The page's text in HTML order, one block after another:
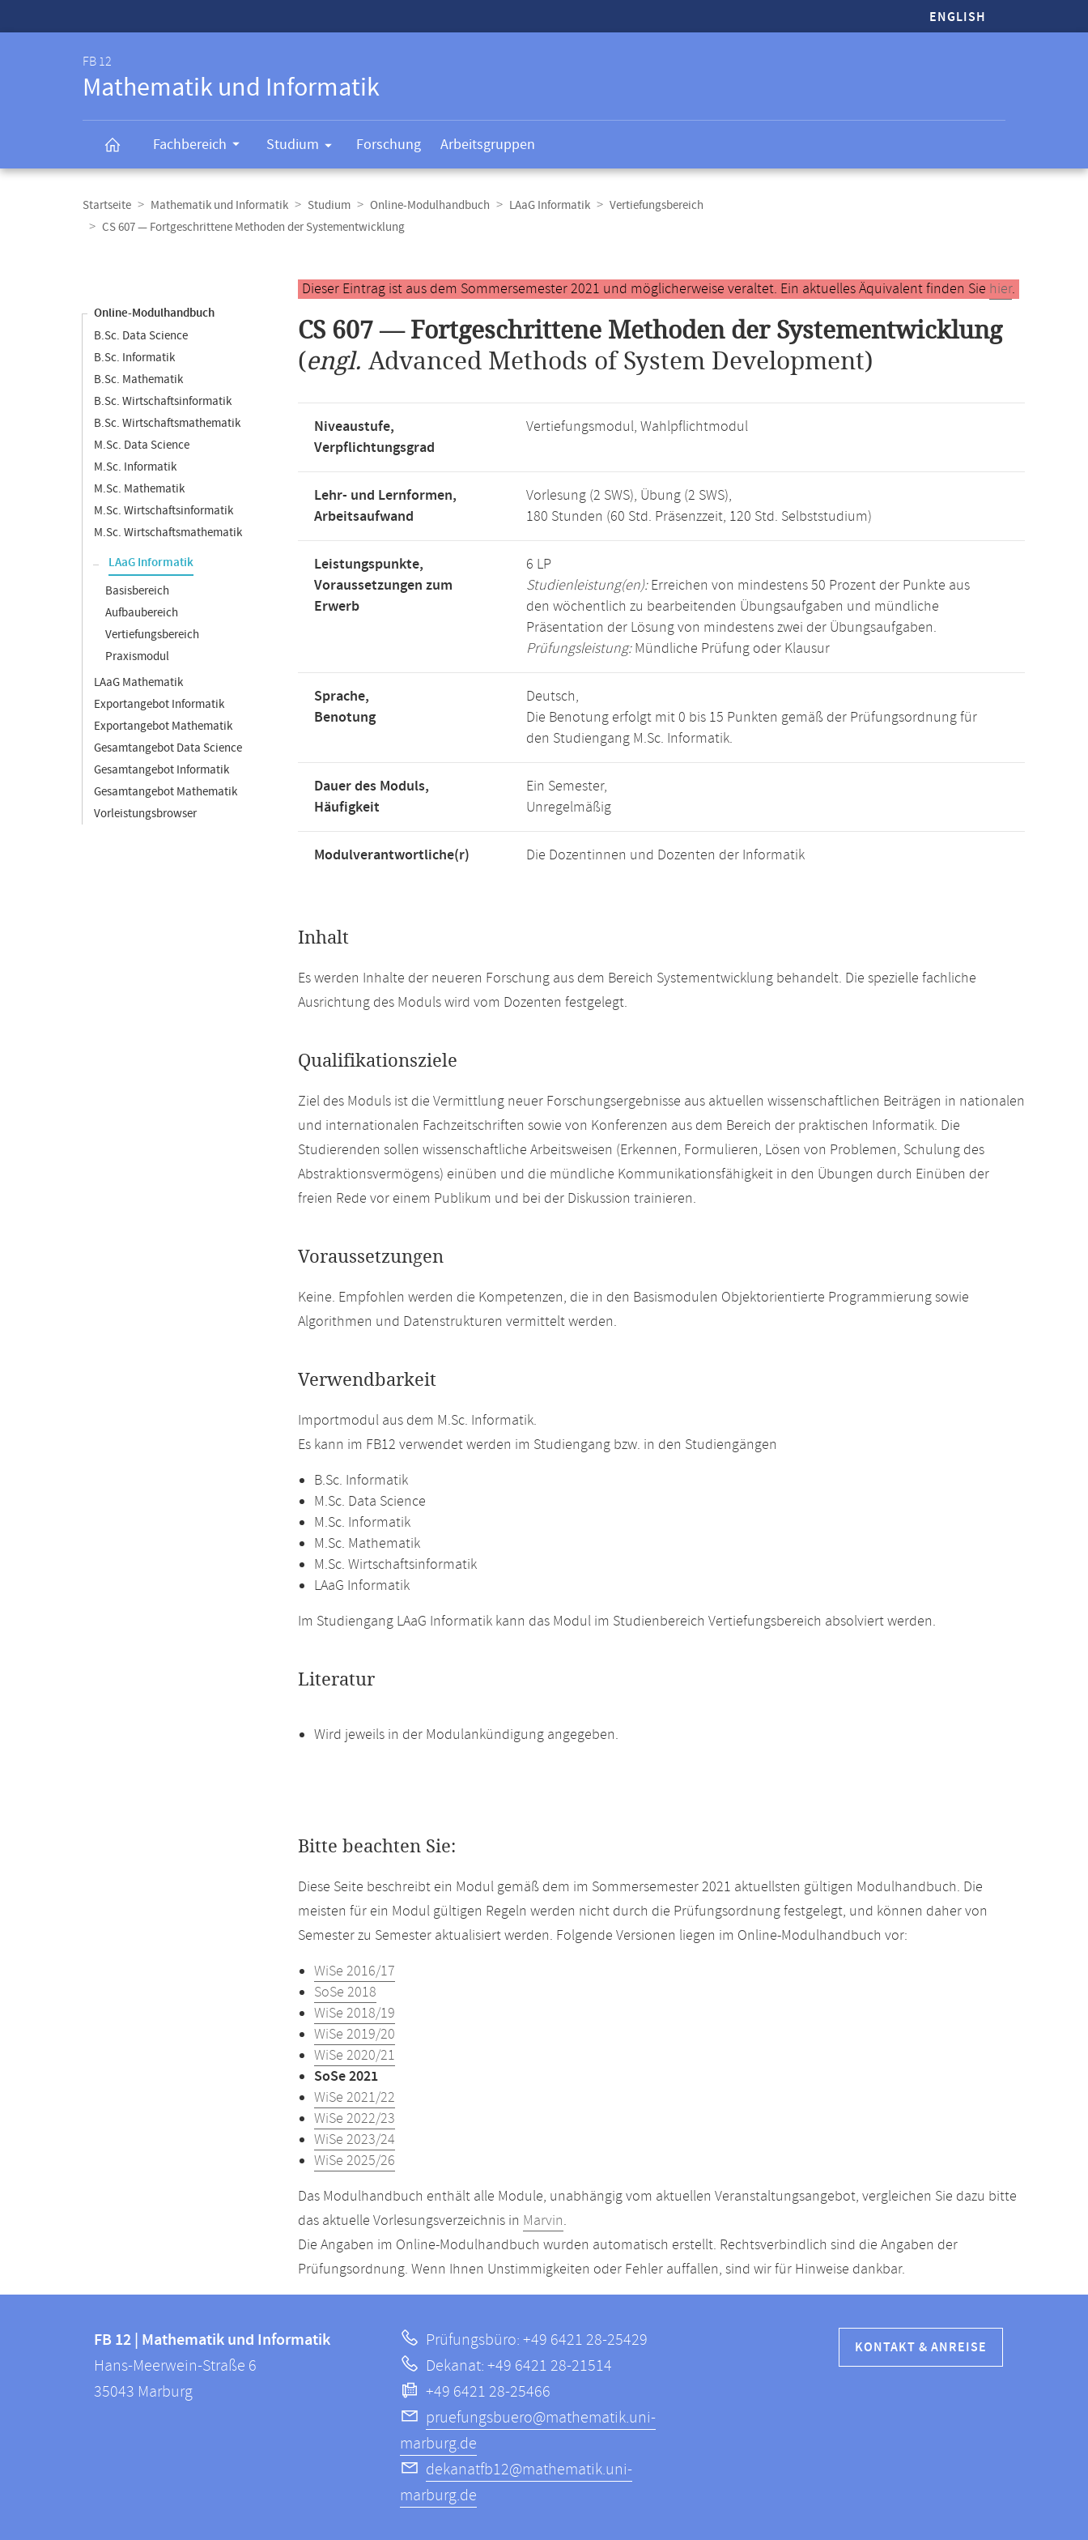
ENGLISH
FB 12
Mathematik und Informatik
Fachbereich Studium Forschung Arbeitsgruppen
Navigation
Startseite Mathematik und Informatik Studium Online-Modulhandbuch LAaG Informatik
Vertiefungsbereich
CS 607 — Fortgeschrittene Methoden der Systementwicklung
Online-Modulhandbuch
B.Sc. Data Science
B.Sc. Informatik
B.Sc. Mathematik
B.Sc. Wirtschaftsinformatik
B.Sc. Wirtschaftsmathematik
M.Sc. Data Science
M.Sc. Informatik
M.Sc. Mathematik
M.Sc. Wirtschaftsinformatik
M.Sc. Wirtschaftsmathematik
LAaG Informatik
Basisbereich
Aufbaubereich
Vertiefungsbereich
Praxismodul
LAaG Mathematik
Exportangebot Informatik
Exportangebot Mathematik
Gesamtangebot Data Science
Gesamtangebot Informatik
Gesamtangebot Mathematik
Vorleistungsbrowser
Hauptinhalt
Dieser Eintrag ist aus dem Sommersemester 2021 und möglicherweise veraltet. Ein aktuelles Äquivalent finden Sie hier.
CS 607 — Fortgeschrittene Methoden der Systementwicklung
(engl. Advanced Methods of System Development)
Niveaustufe,
Verpflichtungsgrad
Vertiefungsmodul, Wahlpflichtmodul
Lehr- und Lernformen,
Arbeitsaufwand
Vorlesung (2 SWS), Übung (2 SWS),
180 Stunden (60 Std. Präsenzzeit, 120 Std. Selbststudium)
Leistungspunkte,
Voraussetzungen zum
Erwerb
6 LP
Studienleistung(en):Erreichen von mindestens 50 Prozent der Punkte aus
den wöchentlich zu bearbeitenden Übungsaufgaben und mündliche
Präsentation der Lösung von mindestens zwei der Übungsaufgaben.
Prüfungsleistung:Mündliche Prüfung oder Klausur
Sprache,
Benotung
Deutsch,
Die Benotung erfolgt mit 0 bis 15 Punkten gemäß der Prüfungsordnung für
den Studiengang M.Sc. Informatik.
Dauer des Moduls,
Häufigkeit
Ein Semester,
Unregelmäßig
Modulverantwortliche(r) Die Dozentinnen und Dozenten der Informatik
Inhalt
Es werden Inhalte der neueren Forschung aus dem Bereich Systementwicklung behandelt. Die spezielle fachliche
Ausrichtung des Moduls wird vom Dozenten festgelegt.
Qualifikationsziele
Ziel des Moduls ist die Vermittlung neuer Forschungsergebnisse aus aktuellen wissenschaftlichen Beiträgen in nationalen
und internationalen Fachzeitschriften sowie von Konferenzen aus dem Bereich der praktischen Informatik. Die
Studierenden sollen wissenschaftliche Arbeitsweisen (Erkennen, Formulieren, Lösen von Problemen, Schulung des
Abstraktionsvermögens) einüben und die mündliche Kommunikationsfähigkeit in den Übungen durch Einüben der
freien Rede vor einem Publikum und bei der Diskussion trainieren.
Voraussetzungen
Keine. Empfohlen werden die Kompetenzen, die in den Basismodulen Objektorientierte Programmierung sowie
Algorithmen und Datenstrukturen vermittelt werden.
Verwendbarkeit
Importmodul aus dem M.Sc. Informatik.
Es kann im FB12 verwendet werden im Studiengang bzw. in den Studiengängen
B.Sc. Informatik
M.Sc. Data Science
M.Sc. Informatik
M.Sc. Mathematik
M.Sc. Wirtschaftsinformatik
LAaG Informatik
Im Studiengang LAaG Informatik kann das Modul im Studienbereich Vertiefungsbereich absolviert werden.
Literatur
Wird jeweils in der Modulankündigung angegeben.
Bitte beachten Sie:
Diese Seite beschreibt ein Modul gemäß dem im Sommersemester 2021 aktuellsten gültigen Modulhandbuch. Die
meisten für ein Modul gültigen Regeln werden nicht durch die Prüfungsordnung festgelegt, und können daher von
Semester zu Semester aktualisiert werden. Folgende Versionen liegen im Online-Modulhandbuch vor:
WiSe 2016/17
SoSe 2018
WiSe 2018/19
WiSe 2019/20
WiSe 2020/21
SoSe 2021
WiSe 2021/22
WiSe 2022/23
WiSe 2023/24
WiSe 2025/26
Das Modulhandbuch enthält alle Module, unabhängig vom aktuellen Veranstaltungsangebot, vergleichen Sie dazu bitte
das aktuelle Vorlesungsverzeichnis in Marvin.
Die Angaben im Online-Modulhandbuch wurden automatisch erstellt. Rechtsverbindlich sind die Angaben der
Prüfungsordnung. Wenn Ihnen Unstimmigkeiten oder Fehler auffallen, sind wir für Hinweise dankbar.
Informationen
FB
12
FB 12 | Mathematik und Informatik
Hans-Meerwein-Straße 6
35043 Marburg
Prüfungsbüro: +49 6421 28-25429
Dekanat: +49 6421 28-21514
+49 6421 28-25466
pruefungsbuero@mathematik.uni-
marburg.de
dekanatfb12@mathematik.uni-
marburg.de
KONTAKT & ANREISE